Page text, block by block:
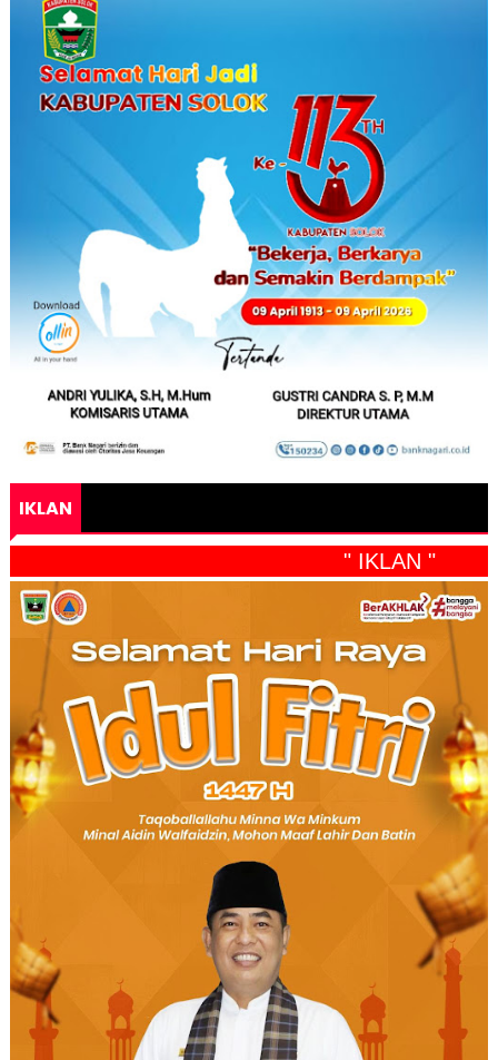
IKLAN
" IKLAN "